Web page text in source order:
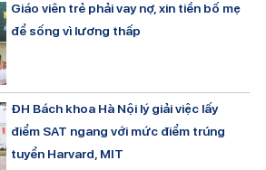
Giáo viên trẻ phải vay nợ, xin tiền bố mẹ
để sống vì lương thấp
ĐH Bách khoa Hà Nội lý giải việc lấy
điểm SAT ngang với mức điểm trúng
tuyển Harvard, MIT